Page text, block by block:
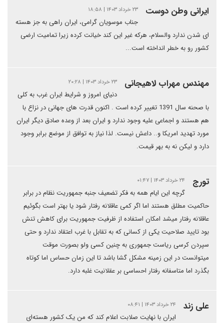
ایرانی وطن دوست ۲۳ خرداد ۱۴۰۳ | ۱۸:۵۸
جناب موسویان گرامی، ایران راهی به جز هسته
ای شدن ندارد والسلام، هرکه غیر این کند خیانت کرده زیرا تمامیت ارضی
کشور رو به خطر انداخته است...
مهندس مهراب لاهیجانی ۲۳ خرداد ۱۴۰۳ | ۲۰:۲۸
دنیای امروز و شرایط ایران غرب به کلی
با صحنه سال 1391 تغییر کرده است . اکنون قدرت های جهانی در نزاع با
هم هستند و اجماعی علیه وجود ندارد و ایران بعد از وعده صادق دیگر ایران
مورد تهدید امریکا و.. داعش نیست. لذا نیاز به توافق از موضع برابر وجود
دارد و لیکن نه به بهر قیمت.
تورج ۲۴ خرداد ۱۴۰۳ | ۰۱:۴۷
گرچه این ایام همه به فکر تضعیف جنبه جمهوریت نظام در برابر
حاکمیت مطلق هستند اما اگر کمی عاقلانه رفتار شود یا بهتر است بگوئیم
عاقلانه رفتار میشد امکان استفاده از ظرفیت جمهوریت برای کاهش تنش
بود تایید صلاحیت یکی از کسانی که به تقابل با غرب اعتقاد ندارد و حتی
سپردن کرسی ریاست جمهوری به چنین کسی ولو بصورت موقت
میتوانست در این زمینه مشکل گشا باشد تا این زمان حساس اما کوتاه
بگذرد اما متاسفانه رفتار احساسی بر عقلانیت غلبه دارد.
علی زند ۲۴ خرداد ۱۴۰۳ | ۰۸:۴۱
ایران با نهایت صلابت اعلام کند که من یک کشور هسته‌ای